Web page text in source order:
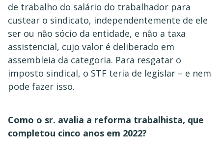
de trabalho do salário do trabalhador para
custear o sindicato, independentemente de ele
ser ou não sócio da entidade, e não a taxa
assistencial, cujo valor é deliberado em
assembleia da categoria. Para resgatar o
imposto sindical, o STF teria de legislar – e nem
pode fazer isso.
Como o sr. avalia a reforma trabalhista, que
completou cinco anos em 2022?